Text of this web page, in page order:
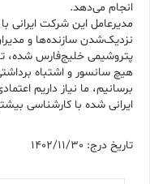
انجام می‌دهد.
مدیرعامل این شرکت ایرانی
نزدیک‌شدن سازنده‌ها و
پتروشیمی خلیج‌فارس شده،
هیچ سانسور و اشتباه
برسانیم، ما نیاز داریم
ایرانی شده با کارشناسی
تاریخ درج: 1402/11/30